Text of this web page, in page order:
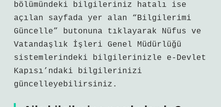
bölümündeki bilgileriniz hatalı ise
açılan sayfada yer alan “Bilgilerimi
Güncelle” butonuna tıklayarak Nüfus ve
Vatandaşlık İşleri Genel Müdürlüğü
sistemlerindeki bilgilerinizle e-Devlet
Kapısı’ndaki bilgilerinizi
güncelleyebilirsiniz.